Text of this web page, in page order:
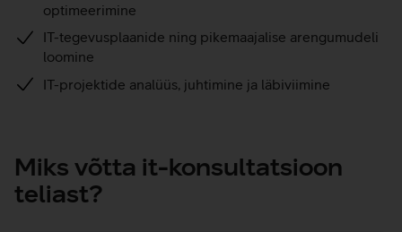
optimeerimine
IT-tegevusplaanide ning pikemaajalise arengumudeli
loomine
IT-projektide analüüs, juhtimine ja läbiviimine
Miks võtta it-konsultatsioon
teliast?